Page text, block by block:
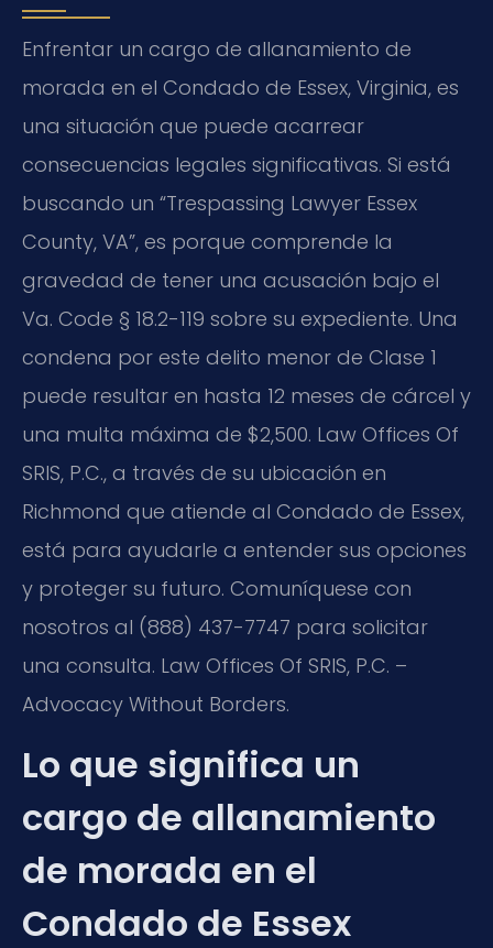
Enfrentar un cargo de allanamiento de
morada en el Condado de Essex, Virginia, es
una situación que puede acarrear
consecuencias legales significativas. Si está
buscando un “Trespassing Lawyer Essex
County, VA”, es porque comprende la
gravedad de tener una acusación bajo el
Va. Code § 18.2-119 sobre su expediente. Una
condena por este delito menor de Clase 1
puede resultar en hasta 12 meses de cárcel y
una multa máxima de $2,500. Law Offices Of
SRIS, P.C., a través de su ubicación en
Richmond que atiende al Condado de Essex,
está para ayudarle a entender sus opciones
y proteger su futuro. Comuníquese con
nosotros al (888) 437-7747 para solicitar
una consulta. Law Offices Of SRIS, P.C. –
Advocacy Without Borders.
Lo que significa un
cargo de allanamiento
de morada en el
Condado de Essex